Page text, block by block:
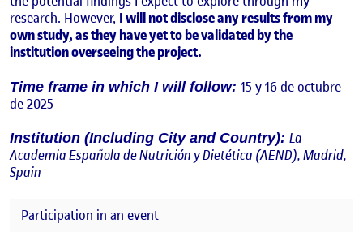
research. However, I will not disclose any results from my
own study, as they have yet to be validated by the
institution overseeing the project.
Time frame in which I will follow: 15 y 16 de octubre
de 2025
Institution (Including City and Country): La
Academia Española de Nutrición y Dietética (AEND), Madrid,
Spain
Participation in an event